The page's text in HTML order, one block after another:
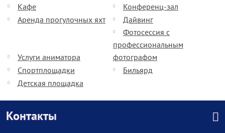
Кафе
Конференц-зал
Аренда прогулочных яхт
Дайвинг
Услуги аниматора
Фотосессия с
профессиональным
фотографом
Спортплощадки
Бильярд
Детская площадка
Контакты